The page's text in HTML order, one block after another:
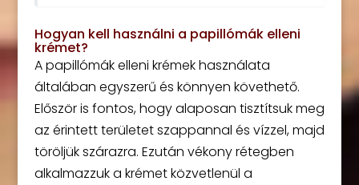
Hogyan kell használni a papillómák elleni
krémet?
A papillómák elleni krémek használata
általában egyszerű és könnyen követhető.
Először is fontos, hogy alaposan tisztítsuk meg
az érintett területet szappannal és vízzel, majd
töröljük szárazra. Ezután vékony rétegben
alkalmazzuk a krémet közvetlenül a